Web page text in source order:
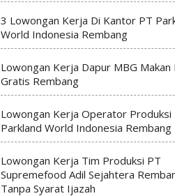
3 Lowongan Kerja Di Kantor PT
World Indonesia Rembang
Lowongan Kerja Dapur MBG Makan
Gratis Rembang
Lowongan Kerja Operator Produksi
Parkland World Indonesia Rembang
Lowongan Kerja Tim Produksi PT
Supremefood Adil Sejahtera
Tanpa Syarat Ijazah